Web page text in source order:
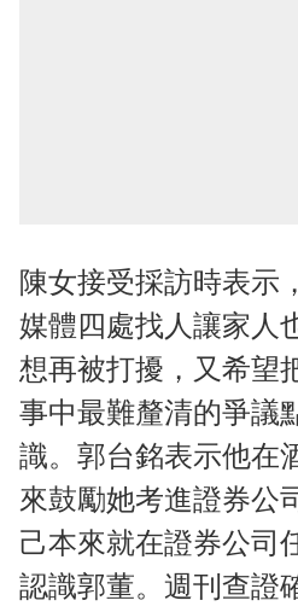
陳女接受採訪時表示
媒體四處找人讓家人
想再被打擾，又希望
事中最難釐清的爭議
識。郭台銘表示他在
來鼓勵她考進證券公
己本來就在證券公司
認識郭董。週刊查證